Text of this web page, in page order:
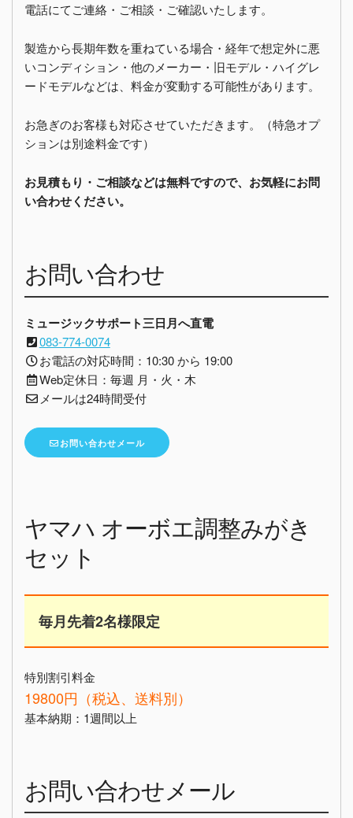
電話にてご連絡・ご相談・ご確認いたします。
製造から長期年数を重ねている場合・経年で想定外に悪
いコンディション・他のメーカー・旧モデル・ハイグレ
ードモデルなどは、料金が変動する可能性があります。
お急ぎのお客様も対応させていただきます。（特急オプ
ションは別途料金です）
お見積もり・ご相談などは無料ですので、お気軽にお問
い合わせください。
お問い合わせ
ミュージックサポート三日月へ直電
083-774-0074
お電話の対応時間：10:30 から 19:00
Web定休日：毎週 月・火・木
メールは24時間受付
お問い合わせメール
ヤマハ オーボエ調整みがき
セット
毎月先着2名様限定
特別割引料金
19800円（税込、送料別）
基本納期：1週間以上
お問い合わせメール